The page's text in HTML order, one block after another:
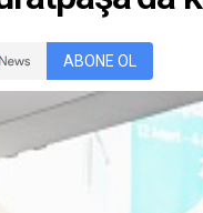
ABONE OL